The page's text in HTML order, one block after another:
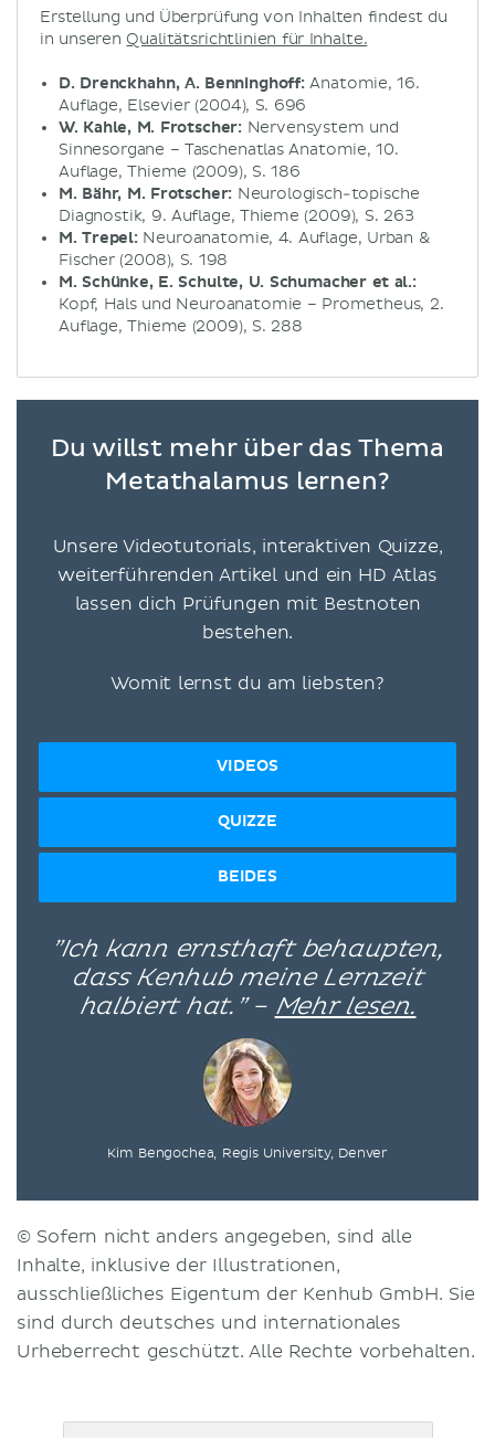
Erstellung und Überprüfung von Inhalten findest du
in unseren Qualitätsrichtlinien für Inhalte.
D. Drenckhahn, A. Benninghoff: Anatomie, 16.
Auflage, Elsevier (2004), S. 696
W. Kahle, M. Frotscher: Nervensystem und
Sinnesorgane – Taschenatlas Anatomie, 10.
Auflage, Thieme (2009), S. 186
M. Bähr, M. Frotscher: Neurologisch-topische
Diagnostik, 9. Auflage, Thieme (2009), S. 263
M. Trepel: Neuroanatomie, 4. Auflage, Urban &
Fischer (2008), S. 198
M. Schünke, E. Schulte, U. Schumacher et al.:
Kopf, Hals und Neuroanatomie – Prometheus, 2.
Auflage, Thieme (2009), S. 288
Du willst mehr über das Thema
Metathalamus lernen?
Unsere Videotutorials, interaktiven Quizze,
weiterführenden Artikel und ein HD Atlas
lassen dich Prüfungen mit Bestnoten
bestehen.
Womit lernst du am liebsten?
VIDEOS
QUIZZE
BEIDES
”Ich kann ernsthaft behaupten,
dass Kenhub meine Lernzeit
halbiert hat.” – Mehr lesen.
Kim Bengochea, Regis University, Denver
© Sofern nicht anders angegeben, sind alle
Inhalte, inklusive der Illustrationen,
ausschließliches Eigentum der Kenhub GmbH. Sie
sind durch deutsches und internationales
Urheberrecht geschützt. Alle Rechte vorbehalten.